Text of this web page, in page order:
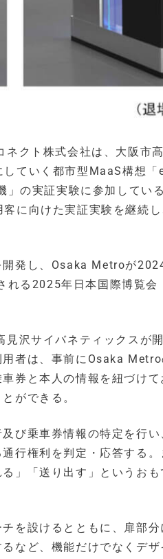
クト株式会社は、大阪市
ていく都市型MaaS構想「
の実証実験に参加してい
に向けた実証実験を継続
発し、Osaka Metroが
る2025年日本国際博覧会
沢サイバネティックスが
者は、事前にOsaka
券と本人の情報を紐づけ
ができる。
び乗車券情報の特定を行
行権利を判定・応答する
」「送り出す」というお
を設けるとともに、扉部
など、機能だけでなくデ